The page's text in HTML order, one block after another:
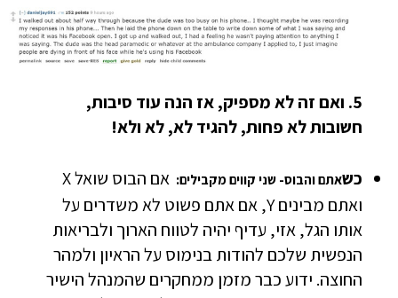
5. ואם זה לא מספיק, אז הנה עוד סיבות,
חשובות לא פחות, להגיד לא, לא ולא!
כשאתם והבוס- שני קווים מקבילים:
אם הבוס שואל X
ואתם מבינים Y, אם אתם פשוט לא משדרים על
אותו הגל, אזי, עדיף יהיה לטווח הארוך ולבריאות
הנפשית שלכם להודות בנימוס על הראיון ולמהר
החוצה. ידוע כבר מזמן ממחקרים שהמנהל הישיר